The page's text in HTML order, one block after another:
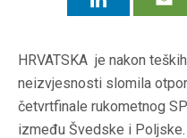
HRVATSKA je nakon
neizvjesnosti slomila
četvrtfinale rukometnog
između Švedske i Poljske.